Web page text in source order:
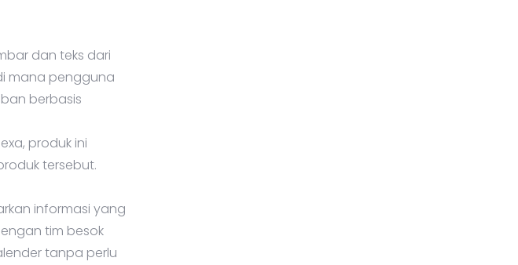
dan teks dari
mana pengguna
berbasis
produk ini
tersebut.
informasi yang
tim besok
tanpa perlu